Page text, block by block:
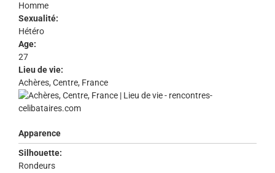
Homme
Sexualité:
Hétéro
Age:
27
Lieu de vie:
Achères, Centre, France
Apparence
Silhouette:
Rondeurs